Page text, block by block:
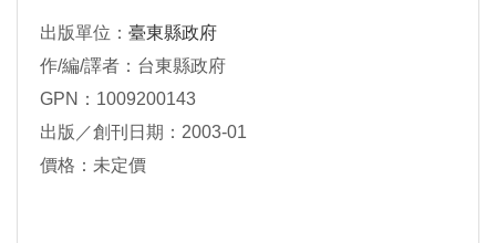
出版單位： 臺東縣政府
作/編/譯者：台東縣政府
GPN：1009200143
出版／創刊日期：2003-01
價格：未定價